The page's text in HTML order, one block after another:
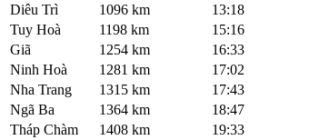
Diêu Trì
1096 km 13:18
Tuy Hoà
1198 km 15:16
Giã
1254 km 16:33
Ninh Hoà
1281 km 17:02
Nha Trang
1315 km 17:43
Ngã Ba
1364 km 18:47
Tháp Chàm
1408 km 19:33